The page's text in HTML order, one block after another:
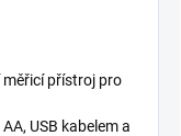
přístroj pro
USB kabelem a